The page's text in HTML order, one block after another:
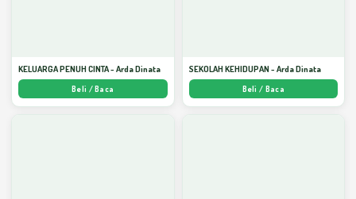
KELUARGA PENUH CINTA - Arda Dinata
Beli / Baca
SEKOLAH KEHIDUPAN - Arda Dinata
Beli / Baca